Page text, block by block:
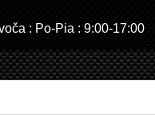
: Po-Pia : 9:00-17:00